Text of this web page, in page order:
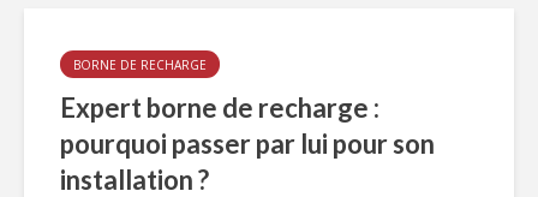
BORNE DE RECHARGE
Expert borne de recharge :
pourquoi passer par lui pour son
installation ?